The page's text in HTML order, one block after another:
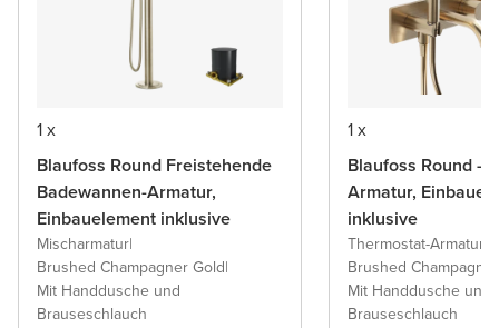
1 x
Blaufoss Round Freistehende
Badewannen-Armatur,
Einbauelement inklusive
Mischarmatur|
Brushed Champagner Gold|
Mit Handdusche und
Brauseschlauch
1 x
Blaufoss Round -
Armatur,
inklusive
Thermostat-Armatur
Brushed
Mit Handdusche und
Brauseschlauch